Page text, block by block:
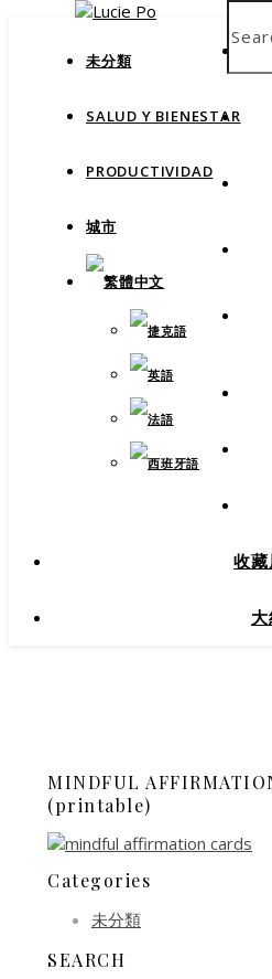
未分類
SALUD Y BIENESTAR
PRODUCTIVIDAD
城市
收
MINDFUL
(printable)
Categories
未分類
SEARCH
How productive are you, really?